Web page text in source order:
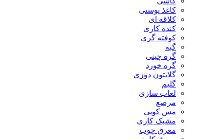
کاغذ پوستی
کلاقه ای
کنده کاری
کوفته گری
گبه
گره چینی
گره خورد
گلابتون دوزی
گلیم
لعاب سازی
مرصع
مس کوبی
مشبک کاری
معرق چوب